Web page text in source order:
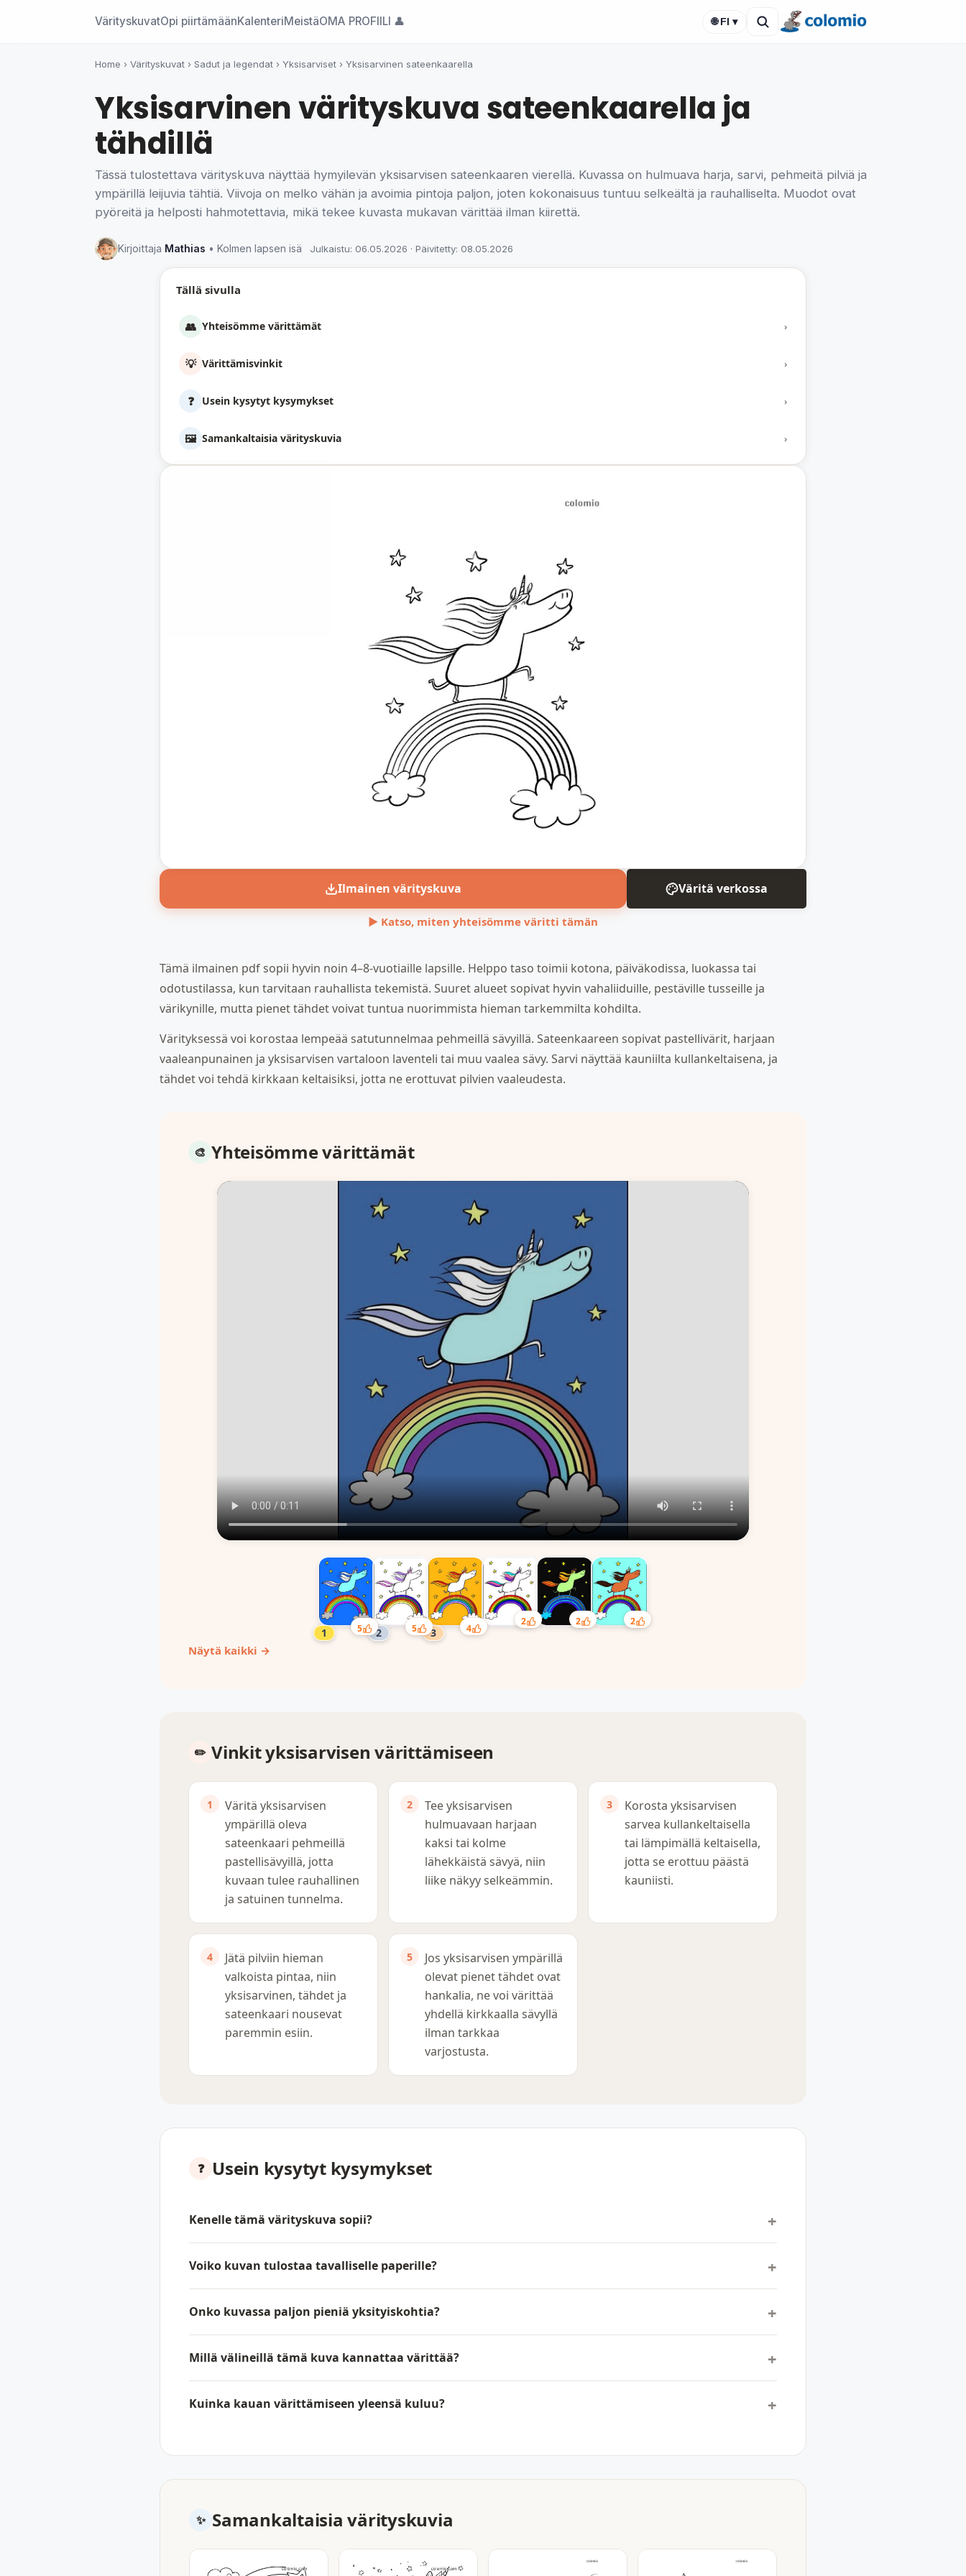
VärityskuvatOpi piirtämäänKalenteriMeistäOMA PROFIILI 👤 🌐 FI ▾
Home › Värityskuvat › Sadut ja legendat › Yksisarviset › Yksisarvinen sateenkaarella
Yksisarvinen värityskuva sateenkaarella ja
tähdillä
Tässä tulostettava värityskuva näyttää hymyilevän yksisarvisen sateenkaaren vierellä. Kuvassa on hulmuava harja, sarvi, pehmeitä pilviä ja
ympärillä leijuvia tähtiä. Viivoja on melko vähän ja avoimia pintoja paljon, joten kokonaisuus tuntuu selkeältä ja rauhalliselta. Muodot ovat
pyöreitä ja helposti hahmotettavia, mikä tekee kuvasta mukavan värittää ilman kiirettä.
Kirjoittaja Mathias • Kolmen lapsen isä Julkaistu: 06.05.2026 · Päivitetty: 08.05.2026
Tällä sivulla
👥 Yhteisömme värittämät ›
💡 Värittämisvinkit ›
❓ Usein kysytyt kysymykset ›
🖼️ Samankaltaisia värityskuvia ›
Ilmainen värityskuva Väritä verkossa
▶ Katso, miten yhteisömme väritti tämän
Tämä ilmainen pdf sopii hyvin noin 4–8-vuotiaille lapsille. Helppo taso toimii kotona, päiväkodissa, luokassa tai
odotustilassa, kun tarvitaan rauhallista tekemistä. Suuret alueet sopivat hyvin vahaliiduille, pestäville tusseille ja
värikynille, mutta pienet tähdet voivat tuntua nuorimmista hieman tarkemmilta kohdilta.
Värityksessä voi korostaa lempeää satutunnelmaa pehmeillä sävyillä. Sateenkaareen sopivat pastellivärit, harjaan
vaaleanpunainen ja yksisarvisen vartaloon laventeli tai muu vaalea sävy. Sarvi näyttää kauniilta kullankeltaisena, ja
tähdet voi tehdä kirkkaan keltaisiksi, jotta ne erottuvat pilvien vaaleudesta.
Yhteisömme värittämät
5 5 4
2 2 2
Näytä kaikki →
Vinkit yksisarvisen värittämiseen
Väritä yksisarvisen
ympärillä oleva
sateenkaari pehmeillä
pastellisävyillä, jotta
kuvaan tulee rauhallinen
ja satuinen tunnelma.
Tee yksisarvisen
hulmuavaan harjaan
kaksi tai kolme
lähekkäistä sävyä, niin
liike näkyy selkeämmin.
Korosta yksisarvisen
sarvea kullankeltaisella
tai lämpimällä keltaisella,
jotta se erottuu päästä
kauniisti.
Jätä pilviin hieman
valkoista pintaa, niin
yksisarvinen, tähdet ja
sateenkaari nousevat
paremmin esiin.
Jos yksisarvisen ympärillä
olevat pienet tähdet ovat
hankalia, ne voi värittää
yhdellä kirkkaalla sävyllä
ilman tarkkaa
varjostusta.
Usein kysytyt kysymykset
Kenelle tämä värityskuva sopii?
Voiko kuvan tulostaa tavalliselle paperille?
Onko kuvassa paljon pieniä yksityiskohtia?
Millä välineillä tämä kuva kannattaa värittää?
Kuinka kauan värittämiseen yleensä kuluu?
Samankaltaisia värityskuvia